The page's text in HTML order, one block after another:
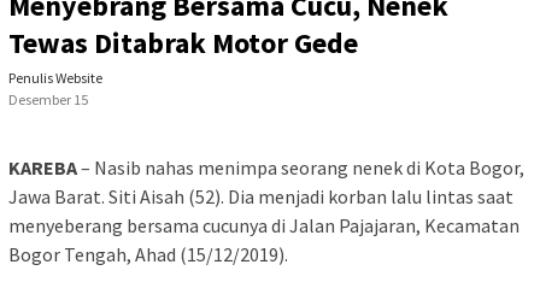
Tewas Ditabrak Motor Gede
Penulis Website
Desember 15
KAREBA– Nasib nahas menimpa seorang nenek di Kota Bogor,
Jawa Barat. Siti Aisah (52). Dia menjadi korban lalu lintas saat
menyeberang bersama cucunya di Jalan Pajajaran, Kecamatan
Bogor Tengah, Ahad (15/12/2019).